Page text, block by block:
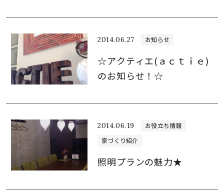
2014.06.27 お知らせ
☆アクティエ(ａｃｔｉｅ)
のお知らせ！☆
2014.06.19
お役立ち情報
家づくり紹介
照明プランの魅力★